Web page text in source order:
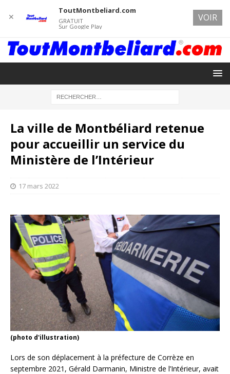
La ville de Montbéliard retenue
pour accueillir un service du
Ministère de l’Intérieur
17 mars 2022
(photo d'illustration)
Lors de son déplacement à la préfecture de Corrèze en
septembre 2021, Gérald Darmanin, Ministre de l’Intérieur, avait
✕
ToutMontbeliard.com
GRATUIT
Sur Google Play
VOIR